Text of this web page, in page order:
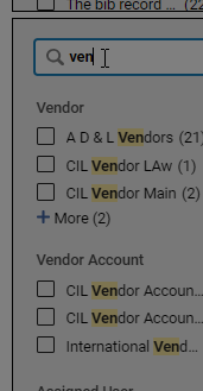
詳
細
イ
を
閉
じ
る
分
割
オ
プ
シ